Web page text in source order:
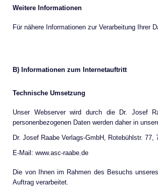
Weitere Informationen
Für nähere Informationen zur Verarbeitung Ihrer
B) Informationen zum Internetauftritt
Technische Umsetzung
Unser Webserver wird durch die Dr. Josef
personenbezogenen Daten werden daher in
Dr. Josef Raabe Verlags-GmbH, Rotebühlstr. 77,
E-Mail: www.asc-raabe.de
Die von Ihnen im Rahmen des Besuchs
Auftrag verarbeitet.